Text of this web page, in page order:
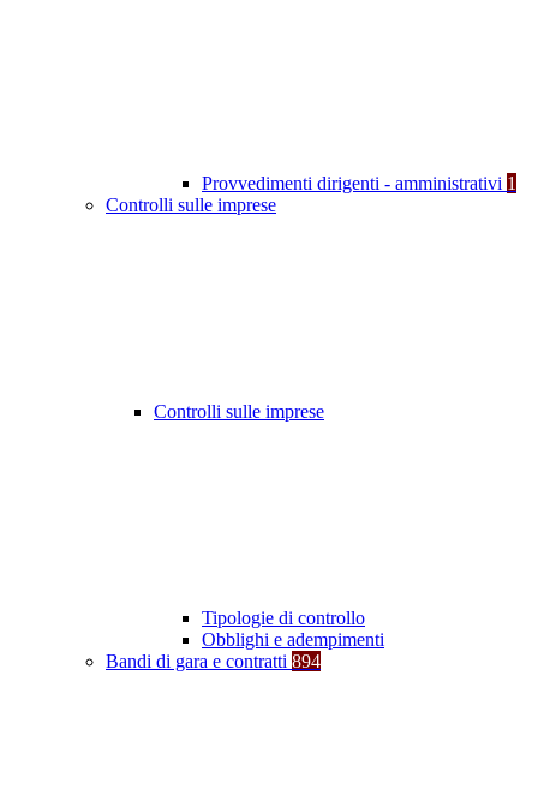
Provvedimenti dirigenti - amministrativi 1
Controlli sulle imprese
Controlli sulle imprese
Tipologie di controllo
Obblighi e adempimenti
Bandi di gara e contratti 894